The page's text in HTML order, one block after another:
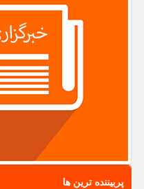
پربیننده ترین ها